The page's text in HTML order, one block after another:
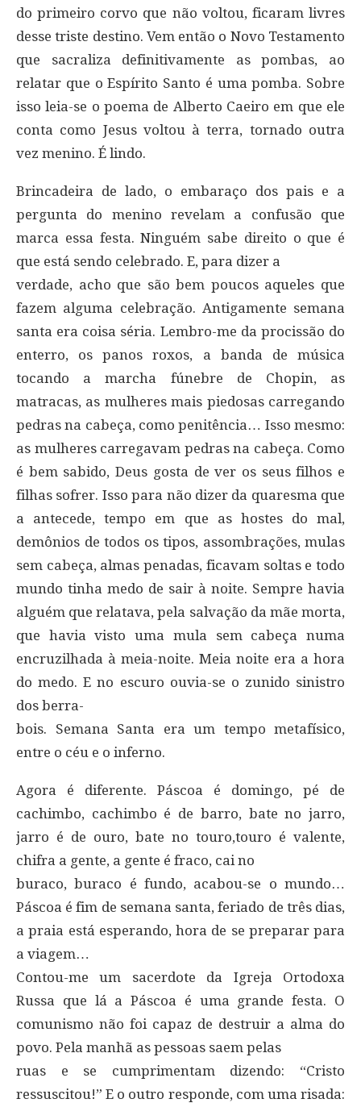
do primeiro corvo que não voltou, ficaram livres
desse triste destino. Vem então o Novo Testamento
que sacraliza definitivamente as pombas, ao
relatar que o Espírito Santo é uma pomba. Sobre
isso leia-se o poema de Alberto Caeiro em que ele
conta como Jesus voltou à terra, tornado outra
vez menino. É lindo.
Brincadeira de lado, o embaraço dos pais e a
pergunta do menino revelam a confusão que
marca essa festa. Ninguém sabe direito o que é
que está sendo celebrado. E, para dizer a
verdade, acho que são bem poucos aqueles que
fazem alguma celebração. Antigamente semana
santa era coisa séria. Lembro-me da procissão do
enterro, os panos roxos, a banda de música
tocando a marcha fúnebre de Chopin, as
matracas, as mulheres mais piedosas carregando
pedras na cabeça, como penitência… Isso mesmo:
as mulheres carregavam pedras na cabeça. Como
é bem sabido, Deus gosta de ver os seus filhos e
filhas sofrer. Isso para não dizer da quaresma que
a antecede, tempo em que as hostes do mal,
demônios de todos os tipos, assombrações, mulas
sem cabeça, almas penadas, ficavam soltas e todo
mundo tinha medo de sair à noite. Sempre havia
alguém que relatava, pela salvação da mãe morta,
que havia visto uma mula sem cabeça numa
encruzilhada à meia-noite. Meia noite era a hora
do medo. E no escuro ouvia-se o zunido sinistro
dos berra-
bois. Semana Santa era um tempo metafísico,
entre o céu e o inferno.
Agora é diferente. Páscoa é domingo, pé de
cachimbo, cachimbo é de barro, bate no jarro,
jarro é de ouro, bate no touro,touro é valente,
chifra a gente, a gente é fraco, cai no
buraco, buraco é fundo, acabou-se o mundo…
Páscoa é fim de semana santa, feriado de três dias,
a praia está esperando, hora de se preparar para
a viagem…
Contou-me um sacerdote da Igreja Ortodoxa
Russa que lá a Páscoa é uma grande festa. O
comunismo não foi capaz de destruir a alma do
povo. Pela manhã as pessoas saem pelas
ruas e se cumprimentam dizendo: “Cristo
ressuscitou!” E o outro responde, com uma risada: